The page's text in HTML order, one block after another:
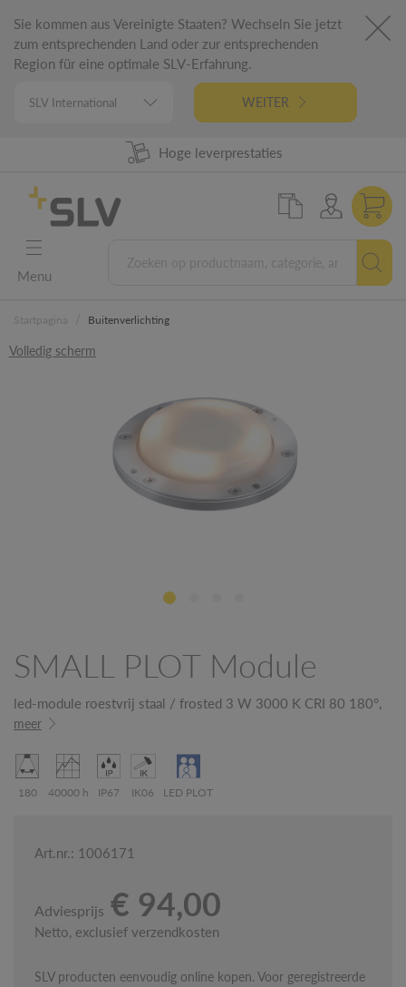
Sie kommen aus Vereinigte Staaten? Wechseln Sie jetzt
zum entsprechenden Land oder zur entsprechenden
Region für eine optimale SLV-Erfahrung.
WEITER
98% uit voorraad leverbaar
Hoge leverprestaties
5 jaar garantie
German Engineering
Menu
Buitenverlichting
Volledig scherm
SMALL PLOT Module
led-module roestvrij staal / frosted 3 W 3000 K CRI 80 180°,
meer
180 40000 h IP67 IK06 LED PLOT
Art.nr.: 1006171
Adviesprijs € 94,00
Netto, exclusief verzendkosten
SLV producten eenvoudig online kopen. Voor geregistreerde